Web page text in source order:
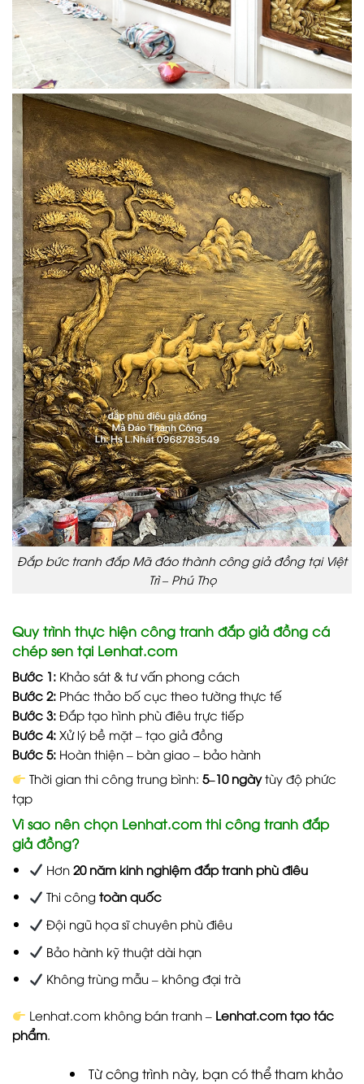
Đắp bức tranh đắp Mã đáo thành công giả đồng tại Việt
Trì – Phú Thọ
Quy trình thực hiện công tranh đắp giả đồng cá
chép sen tại Lenhat.com
Bước 1: Khảo sát & tư vấn phong cách
Bước 2: Phác thảo bố cục theo tường thực tế
Bước 3: Đắp tạo hình phù điêu trực tiếp
Bước 4: Xử lý bề mặt – tạo giả đồng
Bước 5: Hoàn thiện – bàn giao – bảo hành
Thời gian thi công trung bình:5–10 ngàytùy độ phức
tạp
Vì sao nên chọn Lenhat.com thi công tranh đắp
giả đồng?
Hơn 20 năm kinh nghiệm đắp tranh phù điêu
Thi công toàn quốc
Đội ngũ họa sĩ chuyên phù điêu
Bảo hành kỹ thuật dài hạn
Không trùng mẫu – không đại trà
Lenhat.com không bán tranh – Lenhat.com tạo tác
phẩm.
Từ công trình này, bạn có thể tham khảo